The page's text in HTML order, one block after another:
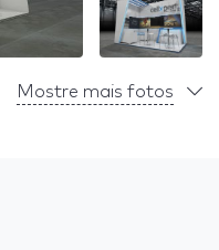
Mostre mais fotos